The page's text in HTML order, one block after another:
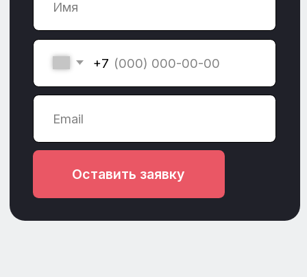
ООО Гамбит (с НДС) ИНН 2222843735
ООО Караван (без НДС) ИНН 2225146838
© ООО «Караван», 2016-2025 Все права защищены
конфиденциальности